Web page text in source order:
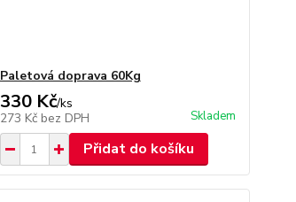
Paletová doprava 60Kg
330 Kč/ks
273 Kč bez DPH Skladem
Přidat do košíku